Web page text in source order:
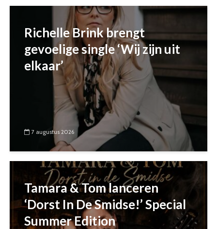
Richelle Brink brengt
gevoelige single ‘Wij zijn uit
elkaar’
7 augustus 2026
Tamara & Tom lanceren
‘Dorst In De Smidse!’ Special
Summer Edition